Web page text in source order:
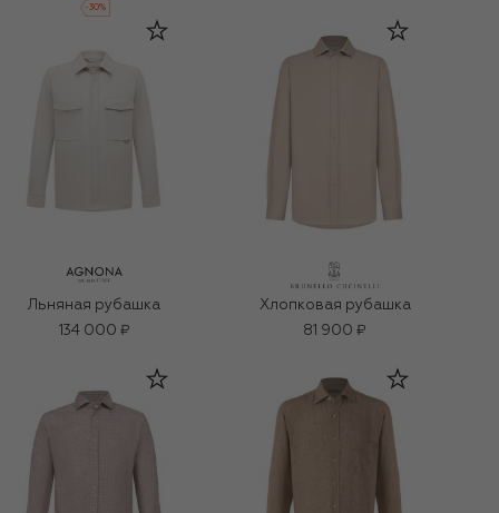
-30%
Льняная рубашка
134 000 ₽
Хлопковая рубашка
81 900 ₽